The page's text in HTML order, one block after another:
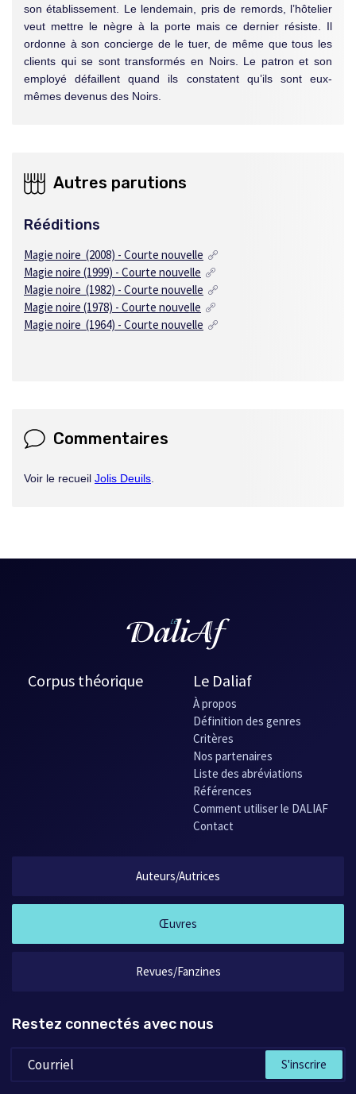
son établissement. Le lendemain, pris de remords, l’hôtelier
veut mettre le nègre à la porte mais ce dernier résiste. Il
ordonne à son concierge de le tuer, de même que tous les
clients qui se sont transformés en Noirs. Le patron et son
employé défaillent quand ils constatent qu’ils sont eux-
mêmes devenus des Noirs.
Autres parutions
Rééditions
Magie noire (2008) - Courte nouvelle
Magie noire (1999) - Courte nouvelle
Magie noire (1982) - Courte nouvelle
Magie noire (1978) - Courte nouvelle
Magie noire (1964) - Courte nouvelle
Commentaires
Voir le recueil Jolis Deuils
Corpus théorique Le Daliaf
À propos
Définition des genres
Critères
Nos partenaires
Liste des abréviations
Références
Comment utiliser le DALIAF
Contact
Auteurs/Autrices
Œuvres
Revues/Fanzines
Restez connectés avec nous
S'inscrire